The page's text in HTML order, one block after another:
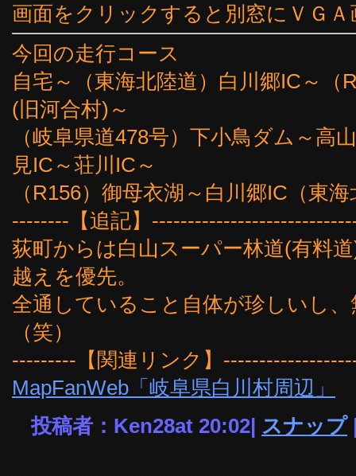
画面をクリックすると別窓にＶＧ
今回の走行コース
自宅～（東海北陸道）白川郷IC～（
(旧河合村)～
（岐阜県道478号）下小鳥ダム～高
見IC～荘川IC～
（R156）御母衣湖～白川郷IC（東
--------【追記】
荻町からは白山スーパー林道(有料
越えを優先。
全通していること自体が珍しいし
（笑）
---------【関連リンク】
MapFanWeb「岐阜県白川村周辺」
投稿者：Ken28at 20:02| スナップ